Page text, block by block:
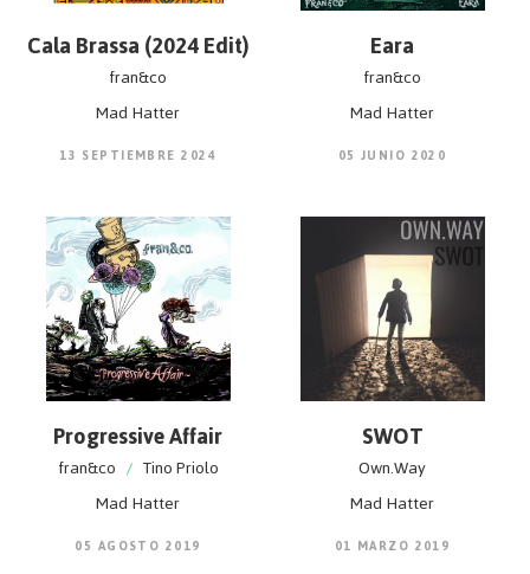
Cala Brassa (2024 Edit)
fran&co
Mad Hatter
13 SEPTIEMBRE 2024
Eara
fran&co
Mad Hatter
05 JUNIO 2020
Progressive Affair
fran&co / Tino Priolo
Mad Hatter
05 AGOSTO 2019
SWOT
Own.Way
Mad Hatter
01 MARZO 2019